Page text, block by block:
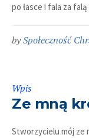
po łasce i fala za falą
bySpołeczność
Wpis
Ze mną
Stworzycielu mój ze